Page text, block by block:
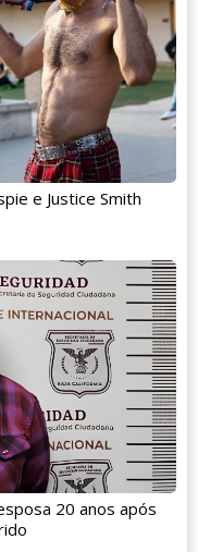
e Justice Smith
20 anos após